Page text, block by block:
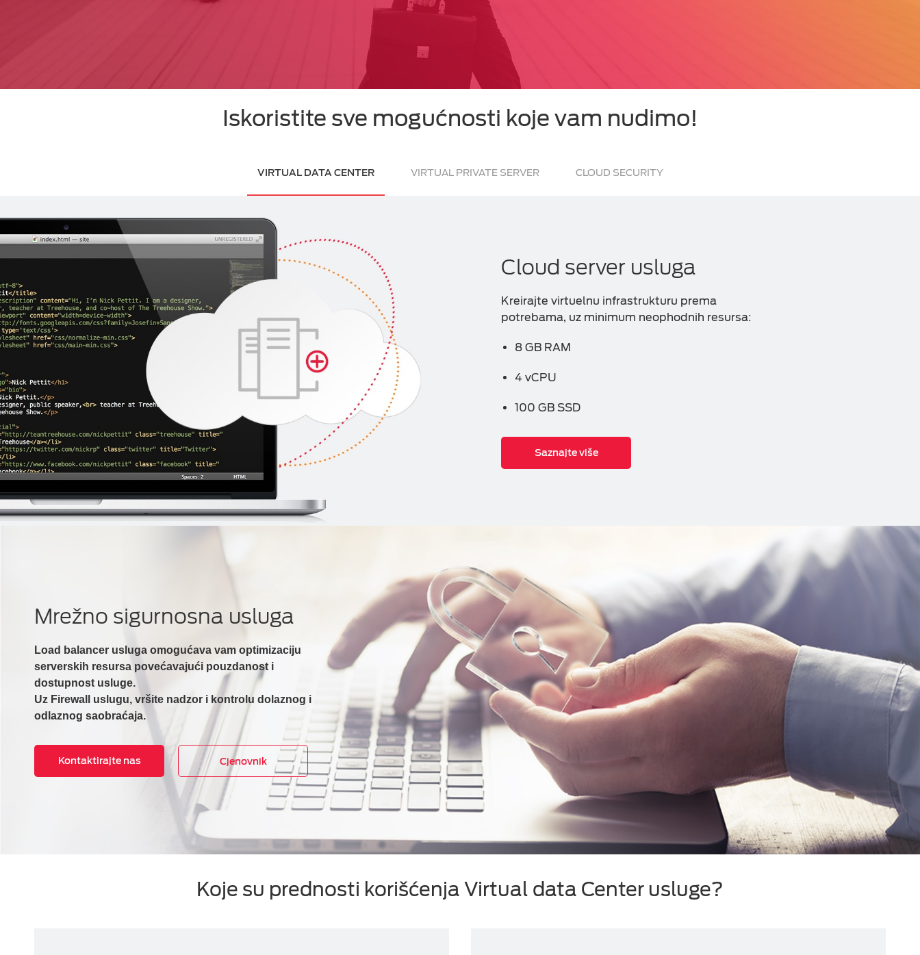
Iskoristite sve mogućnosti koje vam nudimo!
VIRTUAL DATA CENTER VIRTUAL PRIVATE SERVER CLOUD SECURITY
Cloud server usluga
Kreirajte virtuelnu infrastrukturu prema
potrebama, uz minimum neophodnih resursa:
8 GB RAM
4 vCPU
100 GB SSD
Saznajte više
Mrežno sigurnosna usluga
Load balancer usluga omogućava vam optimizaciju
serverskih resursa povećavajući pouzdanost i
dostupnost usluge.
Uz Firewall uslugu, vršite nadzor i kontrolu dolaznog i
odlaznog saobraćaja.
Kontaktirajte nas Cjenovnik
Koje su prednosti korišćenja Virtual data Center usluge?